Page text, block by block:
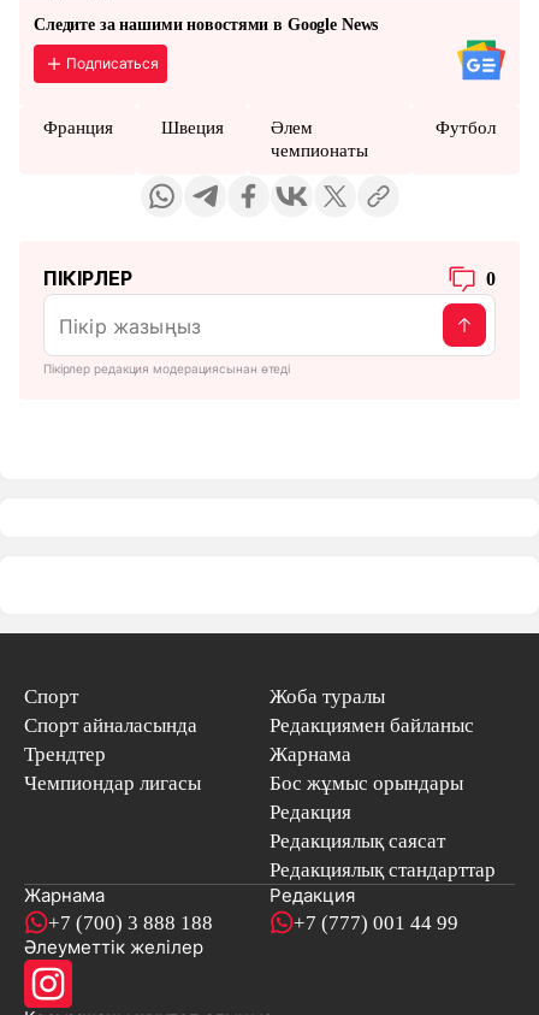
Следите за нашими новостями в Google News
Подписаться
Франция Швеция
Әлем
чемпионаты
Футбол
ПІКІРЛЕР 0
Пікірлер редакция модерациясынан өтеді
Спорт
Спорт айналасында
Трендтер
Чемпиондар лигасы
Жоба туралы
Редакциямен байланыс
Жарнама
Бос жұмыс орындары
Редакция
Редакциялық саясат
Редакциялық стандарттар
Жарнама
+7 (700) 3 888 188
Редакция
+7 (777) 001 44 99
Әлеуметтік желілер